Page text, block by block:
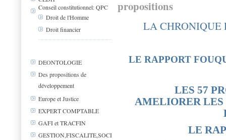
Conseil constitutionnel: QPC
Droit de l'Homme
Droit financier
DEONTOLOGIE
Des propositions de
développement
Europe et Justice
EXPERT COMPTABLE
GAFI et TRACFIN
GESTION,FISCALITE,SOCIAL
propositions
LA CHRONIQUE
LE RAPPORT
LES 57
AMELIORER LES
LE